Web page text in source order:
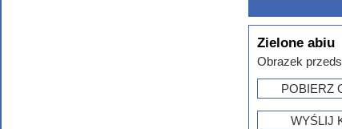
Zielone abiu
Obrazek
POBIERZ
WYŚLIJ